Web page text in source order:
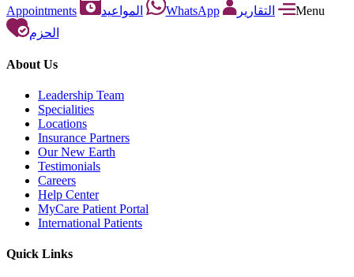
Appointments المواعيد WhatsApp التقارير
Menu
الحزم
About Us
Leadership Team
Specialities
Locations
Insurance Partners
Our New Earth
Testimonials
Careers
Help Center
MyCare Patient Portal
International Patients
Quick Links